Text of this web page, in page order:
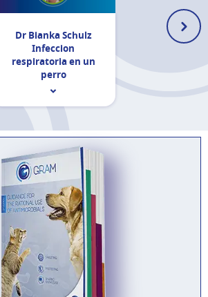
Dr Bianka Schulz
Infeccion
respiratoria en un
perro